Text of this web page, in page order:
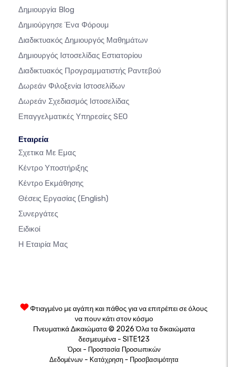
Δημιουργία Blog
Δημιούργησε Ένα Φόρουμ
Διαδικτυακός Δημιουργός Μαθημάτων
Δημιουργός Ιστοσελίδας Εστιατορίου
Διαδικτυακός Προγραμματιστής Ραντεβού
Δωρεάν Φιλοξενία Ιστοσελίδων
Δωρεάν Σχεδιασμός Ιστοσελίδας
Επαγγελματικές Υπηρεσίες SEO
Εταιρεία
Σχετικα Με Εμας
Κέντρο Υποστήριξης
Κέντρο Εκμάθησης
Θέσεις Εργασίας (English)
Συνεργάτες
Ειδικοί
Η Εταιρία Μας
Φτιαγμένο με αγάπη και πάθος για να επιτρέπει σε όλους
να πουν κάτι στον κόσμο
Πνευματικά Δικαιώματα © 2026 Όλα τα δικαιώματα
δεσμευμένα - SITE123
Όροι- Προστασία Προσωπικών
Δεδομένων - Κατάχρηση - Προσβασιμότητα